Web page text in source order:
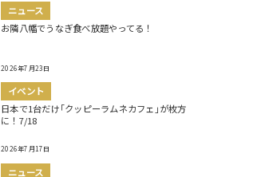
ニュース
お隣八幡でうなぎ食べ放題やってる！
2026年7月23日
イベント
日本で1台だけ｢クッピーラムネカフェ｣が枚方
に！7/18
2026年7月17日
ニュース